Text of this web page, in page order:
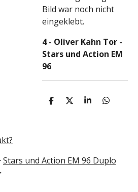
Bild war noch nicht
eingeklebt.
4 - Oliver Kahn Tor -
Stars und Action EM
96
T
T
T
T
Stars und Action EM 96 Duplo